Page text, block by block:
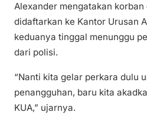
Alexander mengatakan korban
didaftarkan ke Kantor Urusan
keduanya tinggal menunggu
dari polisi.
“Nanti kita gelar perkara dulu
penangguhan, baru kita
KUA,” ujarnya.